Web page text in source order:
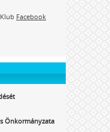
Facebook
Önkormányzata